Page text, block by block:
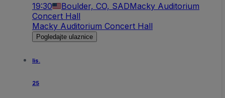
19:30 Boulder, CO, SADMacky Auditorium
Concert Hall
Macky Auditorium Concert Hall
Pogledajte ulaznice
lis.
25